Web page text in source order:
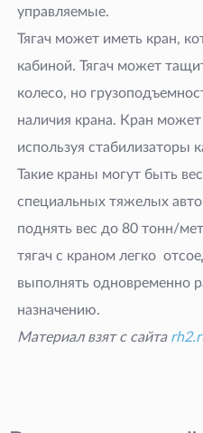
управляемые.
Тягач может иметь кран,
кабиной. Тягач может
колесо, но
наличия крана. Кран может
используя стабилизаторы
Такие краны могут быть
специальных тяжелых
поднять вес до 80 тонн/
тягач с краном легко
выполнять одновременно
назначению.
Материал взят с сайта